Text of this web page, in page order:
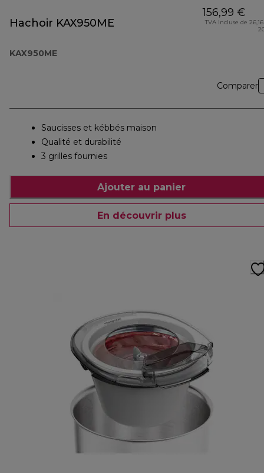
Hachoir KAX950ME
KAX950ME
156,99 €
TVA incluse de
Comparer
Saucisses et kébbés maison
Qualité et durabilité
3 grilles fournies
Ajouter au panier
En découvrir plus